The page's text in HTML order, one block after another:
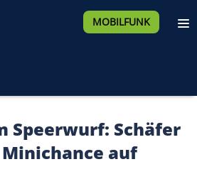
MOBILFUNK
Speerwurf: Schäfer
auf